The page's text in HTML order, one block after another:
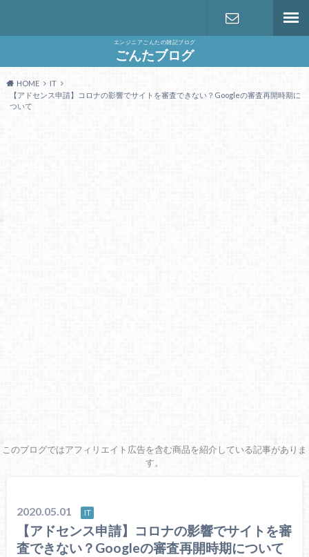
エンジニアごんたの雑記ブログ
ごんたブログ
HOME
IT
【アドセンス申請】コロナの影響でサイトを審査できない？Googleの審査再開時期に
ついて
このブログではアフィリエイト広告を含む商品を紹介している記事がありま
す。
2020.05.01 IT
【アドセンス申請】コロナの影響でサイトを審
査できない？Googleの審査再開時期について